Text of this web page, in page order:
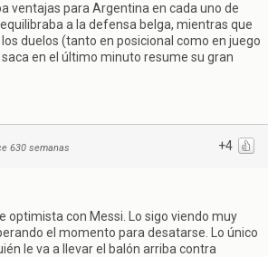
ventajas para Argentina en cada uno de
a la defensa belga, mientras que
duelos (tanto en posicional como en juego
en el último minuto resume su gran
+4
630 semanas
optimista con Messi. Lo sigo viendo muy
el momento para desatarse. Lo único
le va a llevar el balón arriba contra